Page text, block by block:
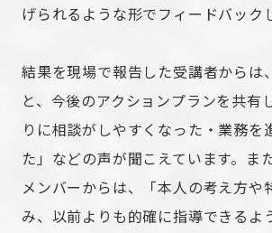
げられるような形でフィードバック
結果を現場で報告した受講者からは
と、今後のアクションプランを共有
りに相談がしやすくなった・業務を
た」などの声が聞こえています。ま
メンバーからは、「本人の考え方や
み、以前よりも的確に指導できるよ